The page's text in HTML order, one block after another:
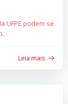
UFPE podem se
Leia mais